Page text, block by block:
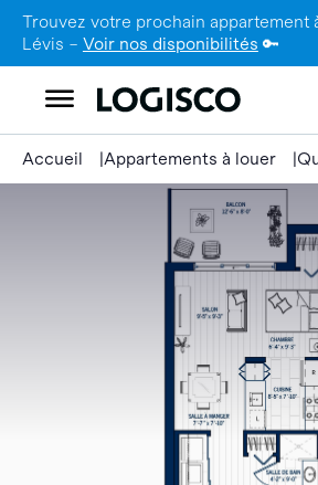
Trouvez votre prochain appartement
Lévis – Voir nos disponibilités 🔑
Accueil Appartements à louer